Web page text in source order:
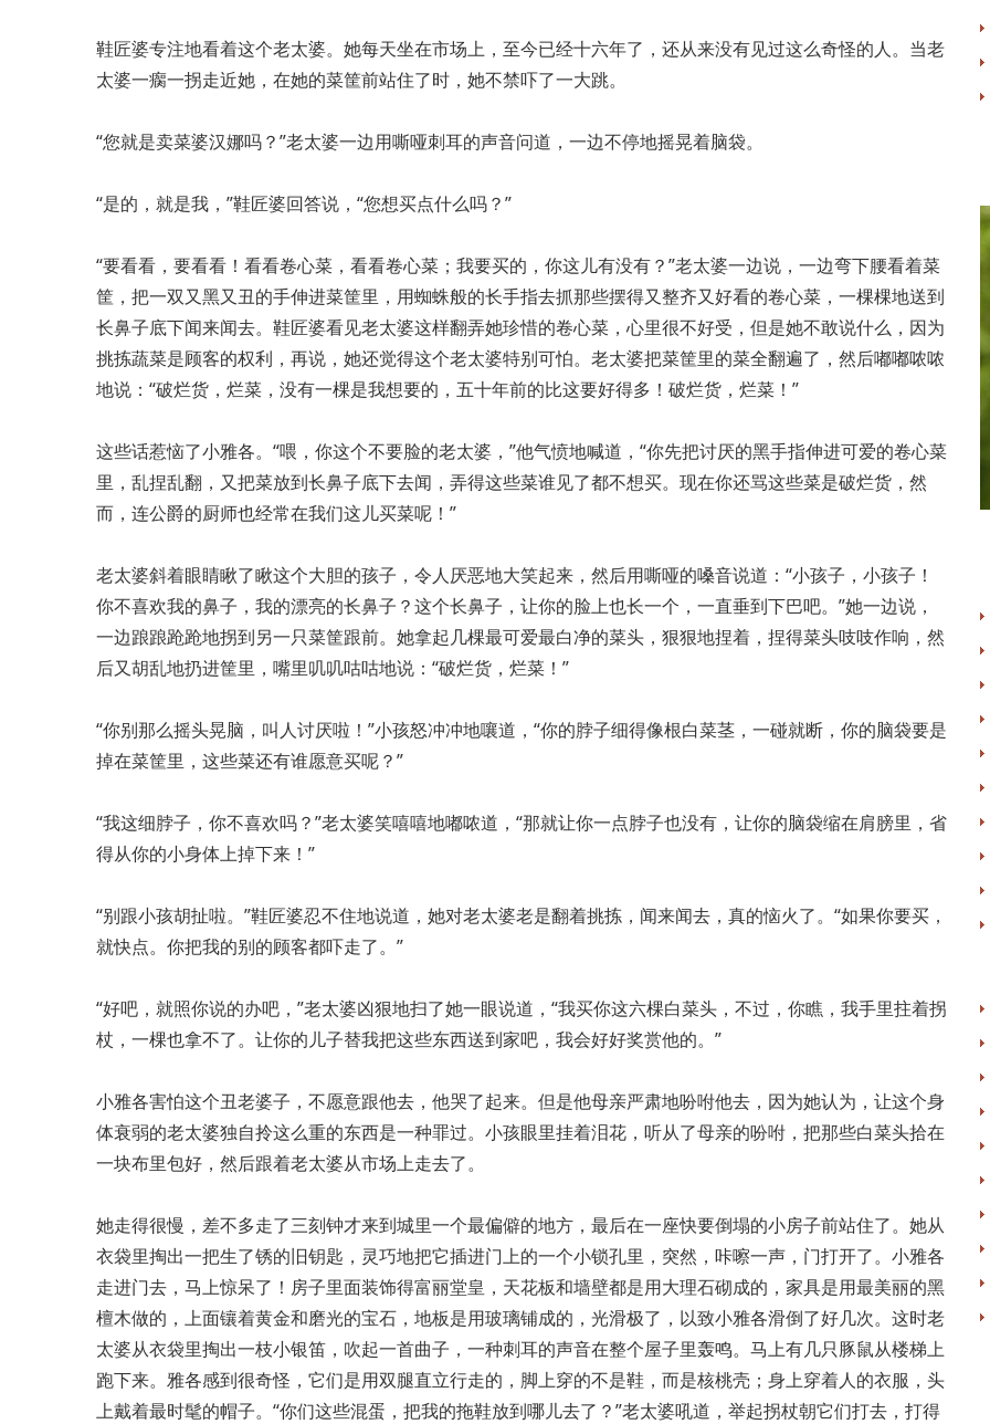
鞋匠婆专注地看着这个老太婆。她每天坐在市场上，至今已经十六年了，还从来没有见过这么奇怪的人。当老
太婆一瘸一拐走近她，在她的菜筐前站住了时，她不禁吓了一大跳。
“您就是卖菜婆汉娜吗？”老太婆一边用嘶哑刺耳的声音问道，一边不停地摇晃着脑袋。
“是的，就是我，”鞋匠婆回答说，“您想买点什么吗？”
“要看看，要看看！看看卷心菜，看看卷心菜；我要买的，你这儿有没有？”老太婆一边说，一边弯下腰看着菜
筐，把一双又黑又丑的手伸进菜筐里，用蜘蛛般的长手指去抓那些摆得又整齐又好看的卷心菜，一棵棵地送到
长鼻子底下闻来闻去。鞋匠婆看见老太婆这样翻弄她珍惜的卷心菜，心里很不好受，但是她不敢说什么，因为
挑拣蔬菜是顾客的权利，再说，她还觉得这个老太婆特别可怕。老太婆把菜筐里的菜全翻遍了，然后嘟嘟哝哝
地说：“破烂货，烂菜，没有一棵是我想要的，五十年前的比这要好得多！破烂货，烂菜！”
这些话惹恼了小雅各。“喂，你这个不要脸的老太婆，”他气愤地喊道，“你先把讨厌的黑手指伸进可爱的卷心菜
里，乱捏乱翻，又把菜放到长鼻子底下去闻，弄得这些菜谁见了都不想买。现在你还骂这些菜是破烂货，然
而，连公爵的厨师也经常在我们这儿买菜呢！”
老太婆斜着眼睛瞅了瞅这个大胆的孩子，令人厌恶地大笑起来，然后用嘶哑的嗓音说道：“小孩子，小孩子！
你不喜欢我的鼻子，我的漂亮的长鼻子？这个长鼻子，让你的脸上也长一个，一直垂到下巴吧。”她一边说，
一边踉踉跄跄地拐到另一只菜筐跟前。她拿起几棵最可爱最白净的菜头，狠狠地捏着，捏得菜头吱吱作响，然
后又胡乱地扔进筐里，嘴里叽叽咕咕地说：“破烂货，烂菜！”
“你别那么摇头晃脑，叫人讨厌啦！”小孩怒冲冲地嚷道，“你的脖子细得像根白菜茎，一碰就断，你的脑袋要是
掉在菜筐里，这些菜还有谁愿意买呢？”
“我这细脖子，你不喜欢吗？”老太婆笑嘻嘻地嘟哝道，“那就让你一点脖子也没有，让你的脑袋缩在肩膀里，省
得从你的小身体上掉下来！”
“别跟小孩胡扯啦。”鞋匠婆忍不住地说道，她对老太婆老是翻着挑拣，闻来闻去，真的恼火了。“如果你要买，
就快点。你把我的别的顾客都吓走了。”
“好吧，就照你说的办吧，”老太婆凶狠地扫了她一眼说道，“我买你这六棵白菜头，不过，你瞧，我手里拄着拐
杖，一棵也拿不了。让你的儿子替我把这些东西送到家吧，我会好好奖赏他的。”
小雅各害怕这个丑老婆子，不愿意跟他去，他哭了起来。但是他母亲严肃地吩咐他去，因为她认为，让这个身
体衰弱的老太婆独自拎这么重的东西是一种罪过。小孩眼里挂着泪花，听从了母亲的吩咐，把那些白菜头拾在
一块布里包好，然后跟着老太婆从市场上走去了。
她走得很慢，差不多走了三刻钟才来到城里一个最偏僻的地方，最后在一座快要倒塌的小房子前站住了。她从
衣袋里掏出一把生了锈的旧钥匙，灵巧地把它插进门上的一个小锁孔里，突然，咔嚓一声，门打开了。小雅各
走进门去，马上惊呆了！房子里面装饰得富丽堂皇，天花板和墙壁都是用大理石砌成的，家具是用最美丽的黑
檀木做的，上面镶着黄金和磨光的宝石，地板是用玻璃铺成的，光滑极了，以致小雅各滑倒了好几次。这时老
太婆从衣袋里掏出一枝小银笛，吹起一首曲子，一种刺耳的声音在整个屋子里轰鸣。马上有几只豚鼠从楼梯上
跑下来。雅各感到很奇怪，它们是用双腿直立行走的，脚上穿的不是鞋，而是核桃壳；身上穿着人的衣服，头
上戴着最时髦的帽子。“你们这些混蛋，把我的拖鞋放到哪儿去了？”老太婆吼道，举起拐杖朝它们打去，打得